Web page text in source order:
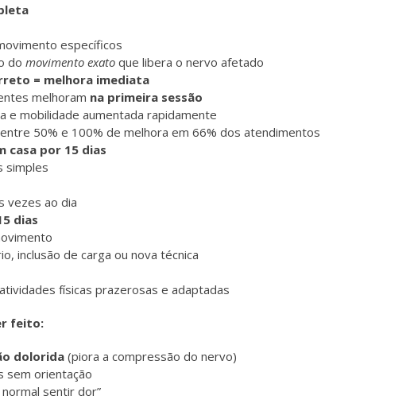
específicos
do movimento exato que libera o nervo afetado
= melhora imediata
melhoram na primeira sessão
e mobilidade aumentada rapidamente
50% e 100% de melhora em 66% dos atendimentos
casa por 15 dias
simples
vezes ao dia
dias
inclusão de carga ou nova técnica
físicas prazerosas e adaptadas
feito:
dolorida (piora a compressão do nervo)
sem orientação
sentir dor”